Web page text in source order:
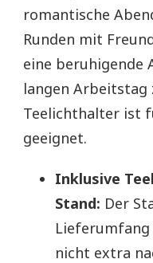
romantische
Runden mit
eine beruhigende
langen Arbeitstag
Teelichthalter ist
geeignet.
Inklusive
Stand: Der
Lieferumfang
nicht extra